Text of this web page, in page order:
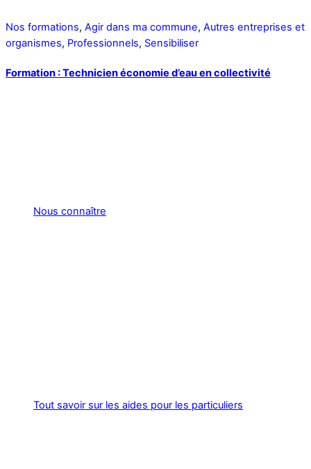
Nos formations, Agir dans ma commune, Autres entreprises et
organismes, Professionnels, Sensibiliser
Formation : Technicien économie d’eau en collectivité
Nous connaître
Tout savoir sur les aides pour les particuliers